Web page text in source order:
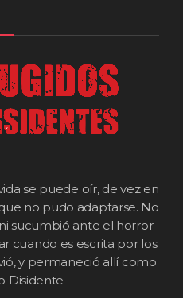
se puede oír, de vez en
no pudo adaptarse. No
sucumbió ante el horror
cuando es escrita por los
y permaneció allí como
Disidente